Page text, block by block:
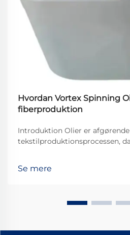
Hvordan Vortex Spinning
fiberproduktion
Introduktion Olier er
tekstilproduktionsprocessen,
forskellige typer, der findes, er
Se mere